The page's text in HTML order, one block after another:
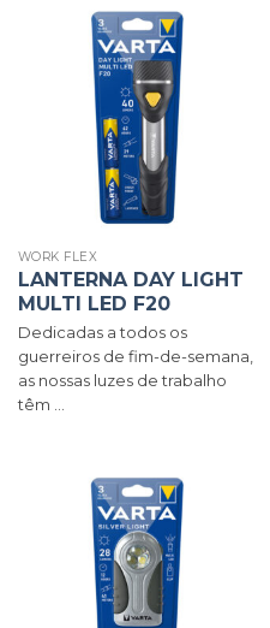
WORK FLEX
LANTERNA DAY LIGHT
MULTI LED F20
Dedicadas a todos os
guerreiros de fim-de-semana,
as nossas luzes de trabalho
têm ...